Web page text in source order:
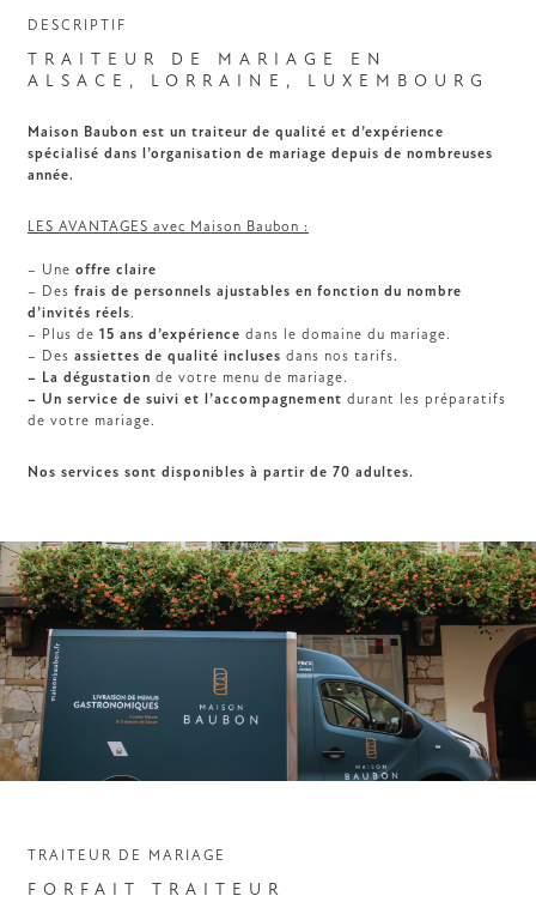
DESCRIPTIF
TRAITEUR DE MARIAGE EN
ALSACE, LORRAINE, LUXEMBOURG
Maison Baubon est un traiteur de qualité et d’expérience
spécialisé dans l’organisation de mariage depuis de nombreuses
année.
LES AVANTAGES avec Maison Baubon :
– Une offre claire
– Des frais de personnels ajustables en fonction du nombre
d’invités réels.
– Plus de 15 ans d’expérience dans le domaine du mariage.
– Des assiettes de qualité incluses dans nos tarifs.
– La dégustation de votre menu de mariage.
– Un service de suivi et l’accompagnement durant les préparatifs
de votre mariage.
Nos services sont disponibles à partir de 70 adultes.
TRAITEUR DE MARIAGE
FORFAIT TRAITEUR